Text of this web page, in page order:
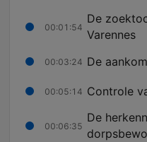
00:01:54
De
Varennes
00:03:24 De
00:05:14 Controle
00:06:35
De